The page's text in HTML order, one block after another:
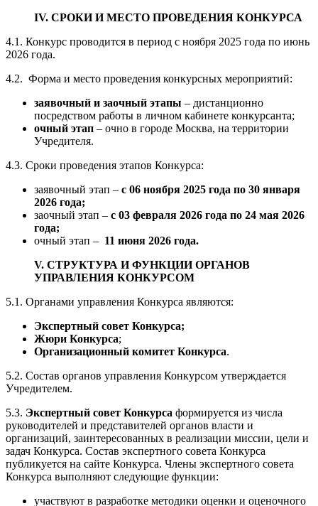
IV. СРОКИ И МЕСТО ПРОВЕДЕНИЯ КОНКУРСА
4.1. Конкурс проводится в период с ноября 2025 года по июнь
2026 года.
4.2. Форма и место проведения конкурсных мероприятий:
заявочный и заочный этапы – дистанционно
посредством работы в личном кабинете конкурсанта;
очный этап – очно в городе Москва, на территории
Учредителя.
4.3. Сроки проведения этапов Конкурса:
заявочный этап – с 06 ноября 2025 года по 30 января
2026 года;
заочный этап – с 03 февраля 2026 года по 24 мая 2026
года;
очный этап – 11 июня 2026 года.
V. СТРУКТУРА И ФУНКЦИИ ОРГАНОВ
УПРАВЛЕНИЯ КОНКУРСОМ
5.1. Органами управления Конкурса являются:
Экспертный совет Конкурса;
Жюри Конкурса;
Организационный комитет Конкурса.
5.2. Состав органов управления Конкурсом утверждается
Учредителем.
5.3. Экспертный совет Конкурса формируется из числа
руководителей и представителей органов власти и
организаций, заинтересованных в реализации миссии, цели и
задач Конкурса. Состав экспертного совета Конкурса
публикуется на сайте Конкурса. Члены экспертного совета
Конкурса выполняют следующие функции:
участвуют в разработке методики оценки и оценочного